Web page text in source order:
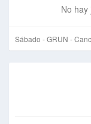
No
Sábado - GRUN -